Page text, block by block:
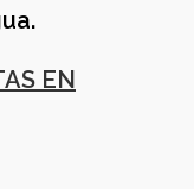
EN